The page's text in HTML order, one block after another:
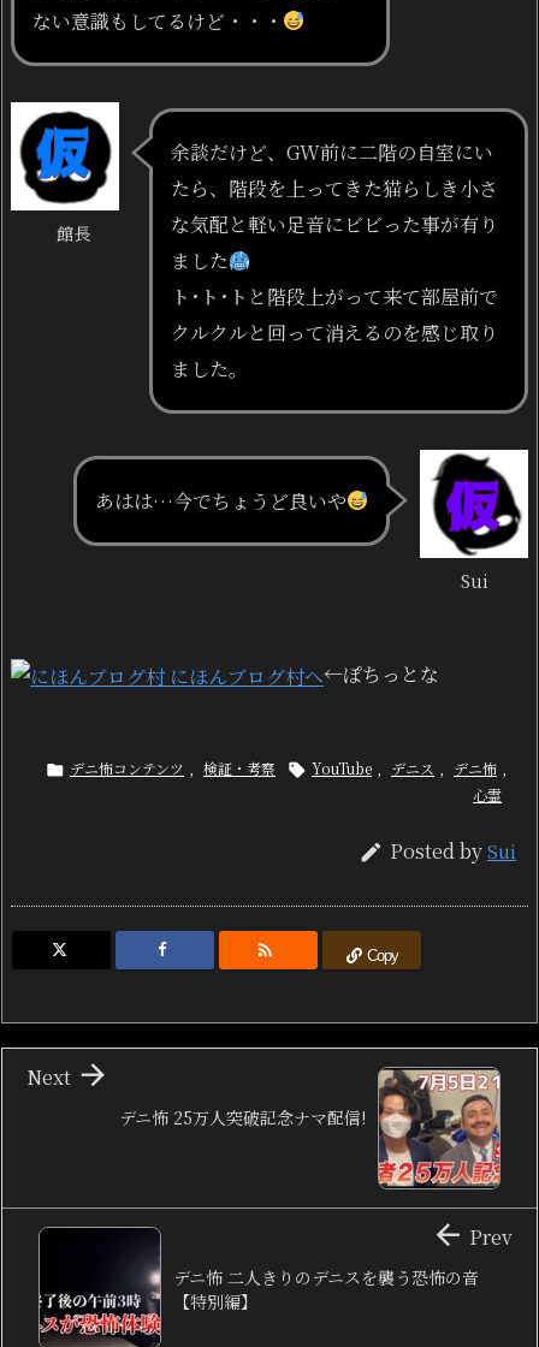
ない意識もしてるけど・・・
館長
余談だけど、GW前に二階の自室にい
たら、階段を上ってきた猫らしき小さ
な気配と軽い足音にビビった事が有り
ました
ト･ト･トと階段上がって来て部屋前で
クルクルと回って消えるのを感じ取り
ました。
Sui
あはは…今でちょうど良いや
←ぽちっとな
 デニ怖コンテンツ 検証・考察  YouTube デニス デニ怖
心霊
 Posted bySui
 Copy
デニ怖 25万人突破記念ナマ配信!

Next
デニ怖 二人きりのデニスを襲う恐怖の音
【特別編】
 Prev